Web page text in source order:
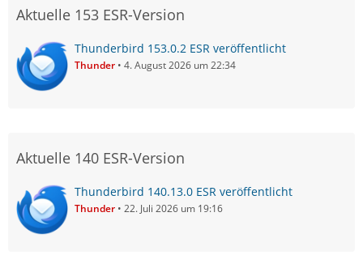
Aktuelle 153 ESR-Version
Thunderbird 153.0.2 ESR veröffentlicht
Thunder 4. August 2026 um 22:34
Aktuelle 140 ESR-Version
Thunderbird 140.13.0 ESR veröffentlicht
Thunder 22. Juli 2026 um 19:16